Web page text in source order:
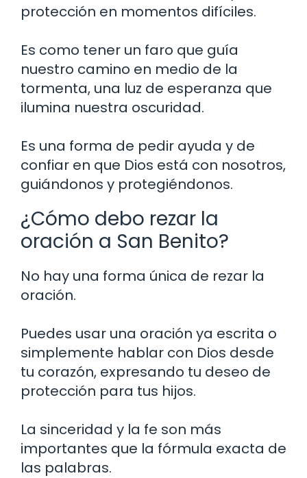
protección en momentos difíciles.
Es como tener un faro que guía
nuestro camino en medio de la
tormenta, una luz de esperanza que
ilumina nuestra oscuridad.
Es una forma de pedir ayuda y de
confiar en que Dios está con nosotros,
guiándonos y protegiéndonos.
¿Cómo debo rezar la
oración a San Benito?
No hay una forma única de rezar la
oración.
Puedes usar una oración ya escrita o
simplemente hablar con Dios desde
tu corazón, expresando tu deseo de
protección para tus hijos.
La sinceridad y la fe son más
importantes que la fórmula exacta de
las palabras.